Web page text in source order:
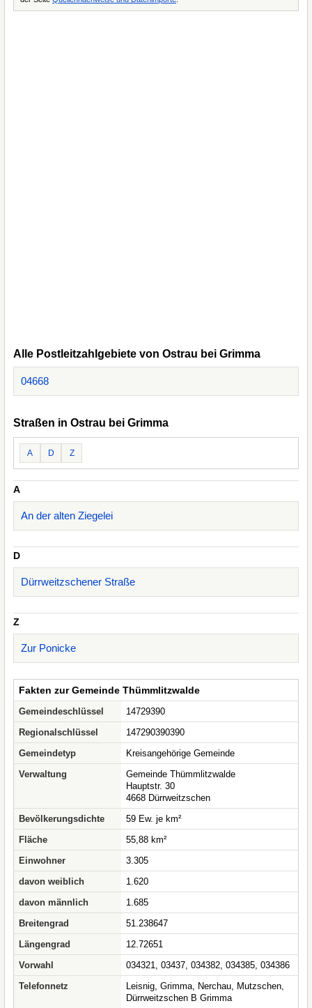
Alle Postleitzahlgebiete von Ostrau bei Grimma
04668
Straßen in Ostrau bei Grimma
A D Z
A
An der alten Ziegelei
D
Dürrweitzschener Straße
Z
Zur Ponicke
Fakten zur Gemeinde Thümmlitzwalde
Gemeindeschlüssel
14729390
Regionalschlüssel
147290390390
Gemeindetyp
Kreisangehörige Gemeinde
Verwaltung
Gemeinde Thümmlitzwalde
Hauptstr. 30
4668 Dürrweitzschen
Bevölkerungsdichte
59 Ew. je km²
Fläche
55,88 km²
Einwohner
3.305
davon weiblich
1.620
davon männlich
1.685
Breitengrad
51.238647
Längengrad
12.72651
Vorwahl
034321, 03437, 034382, 034385, 034386
Telefonnetz
Leisnig, Grimma, Nerchau, Mutzschen,
Dürrweitzschen B Grimma